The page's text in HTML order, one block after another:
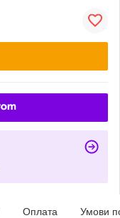
Оплата Умови